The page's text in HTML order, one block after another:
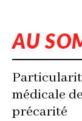
AU
médicale
précarité